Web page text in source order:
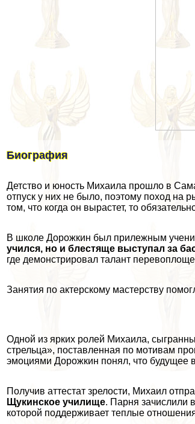
Биография
Детство и юность Михаила прошло в
отпуск у них не было, поэтому поход на
том, что когда он вырастет, то
В школе Дорожкин был прилежным
учился, но и блестяще выступал за
где демонстрировал талант
Занятия по актерскому мастерству
Одной из ярких ролей Михаила,
стрельца», поставленная по мотивам
эмоциями Дорожкин понял, что будущее
Получив аттестат зрелости, Михаил
Щукинское училище. Парня зачислили
которой поддерживает теплые